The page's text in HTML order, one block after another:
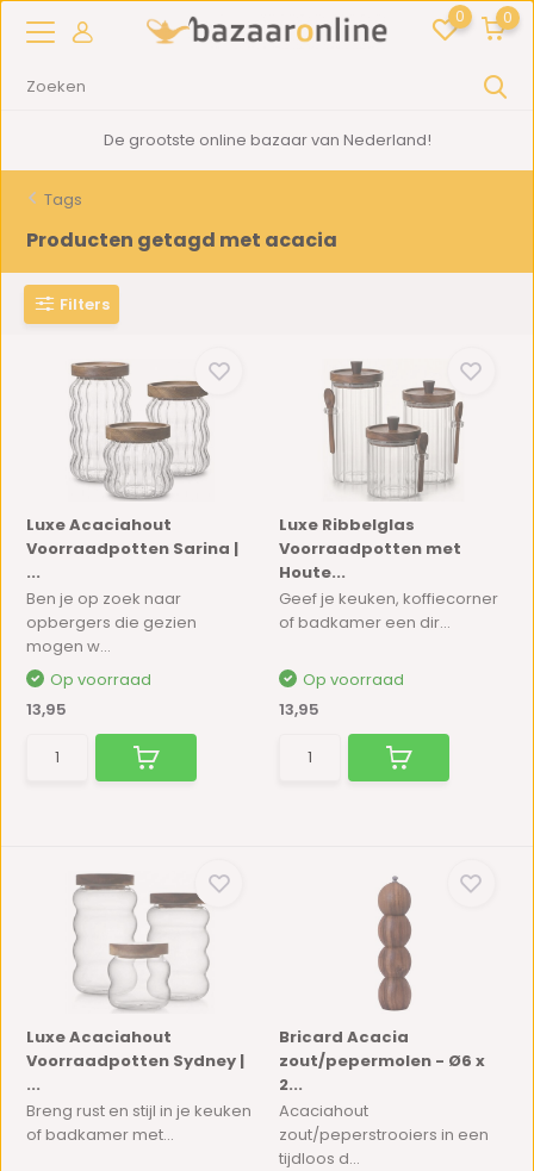
0 0
De grootste online bazaar van Nederland!
Tags
Producten getagd met acacia
Filters
Luxe Acaciahout
Voorraadpotten Sarina |
...
Ben je op zoek naar
opbergers die gezien
mogen w...
Op voorraad
13,95
Luxe Ribbelglas
Voorraadpotten met
Houte...
Geef je keuken, koffiecorner
of badkamer een dir...
Op voorraad
13,95
Luxe Acaciahout
Voorraadpotten Sydney |
...
Breng rust en stijl in je keuken
of badkamer met...
Bricard Acacia
zout/pepermolen - Ø6 x
2...
Acaciahout
zout/peperstrooiers in een
tijdloos d...